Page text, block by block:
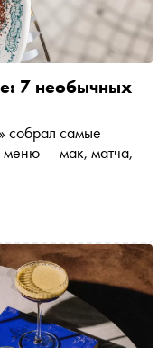
7 необычных
собрал самые
меню — мак, матча,